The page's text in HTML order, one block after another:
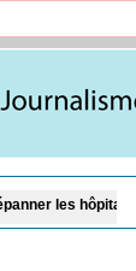
du Sénégal